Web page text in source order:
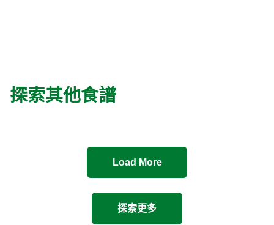
探索其他食譜
Load More
探索更多